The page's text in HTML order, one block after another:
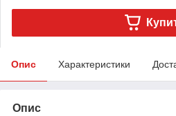
Опис Характеристики
Опис